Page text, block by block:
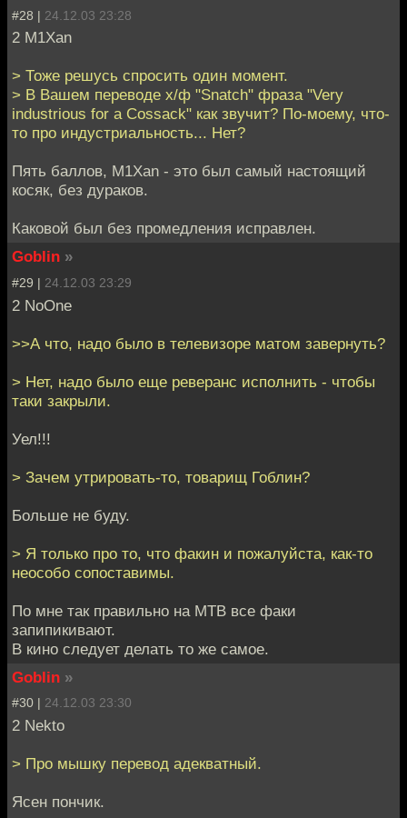
#28 | 24.12.03 23:28
2 M1Xan
> Тоже решусь спросить один момент.
> В Вашем переводе х/ф "Snatch" фраза "Very
industrious for a Cossack" как звучит? По-моему, что-
то про индустриальность... Нет?
Пять баллов, M1Xan - это был самый настоящий
косяк, без дураков.
Каковой был без промедления исправлен.
Goblin »
#29 | 24.12.03 23:29
2 NoOne
>>А что, надо было в телевизоре матом завернуть?
> Нет, надо было еще реверанс исполнить - чтобы
таки закрыли.
Уел!!!
> Зачем утрировать-то, товарищ Гоблин?
Больше не буду.
> Я только про то, что факин и пожалуйста, как-то
неособо сопоставимы.
По мне так правильно на МТВ все факи
запипикивают.
В кино следует делать то же самое.
Goblin »
#30 | 24.12.03 23:30
2 Nekto
> Про мышку перевод адекватный.
Ясен пончик.